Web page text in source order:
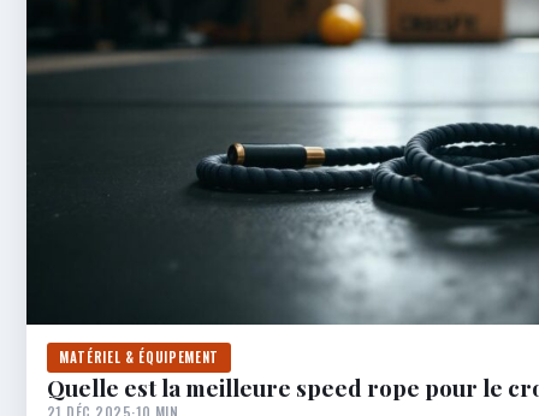
MATÉRIEL & ÉQUIPEMENT
Quelle est la meilleure speed rope pour le